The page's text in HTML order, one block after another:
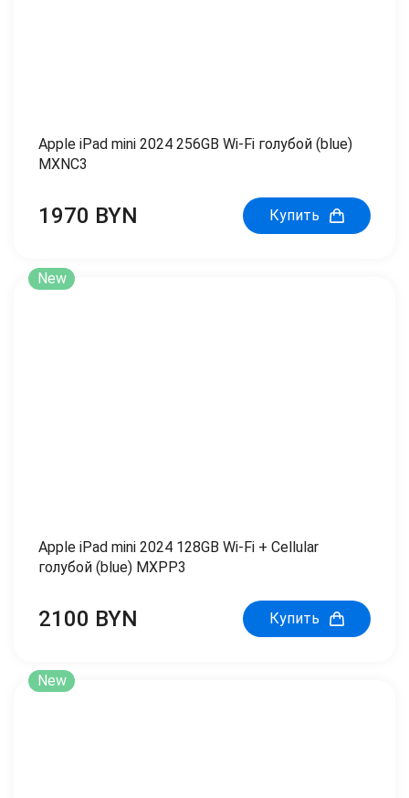
Apple iPad mini 2024 256GB Wi-Fi голубой (blue)
MXNC3
1970 BYN Купить
New
Apple iPad mini 2024 128GB Wi-Fi + Cellular
голубой (blue) MXPP3
2100 BYN Купить
New